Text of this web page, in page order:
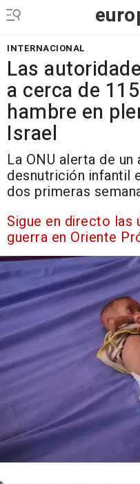
INTERNACIONAL
Las
a cerca de
hambre en
Israel
La ONU alerta de
desnutrición infantil
dos primeras
Sigue en directo
guerra en Oriente